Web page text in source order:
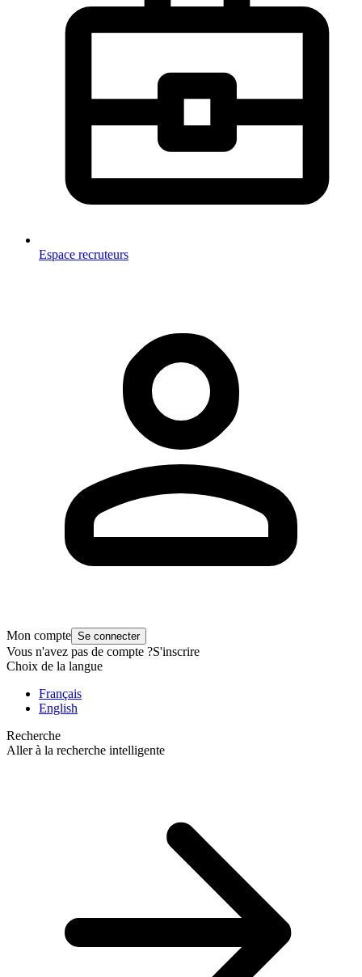
Espace recruteurs
Mon compte Se connecter
Vous n'avez pas de compte ?S'inscrire
Choix de la langue
Français
English
Recherche
Aller à la recherche intelligente